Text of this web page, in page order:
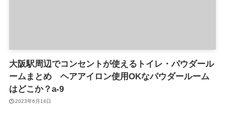
大阪駅周辺でコンセントが使えるトイレ・パウダール
ームまとめ ヘアアイロン使用OKなパウダールーム
はどこか？a-9
2023年6月14日